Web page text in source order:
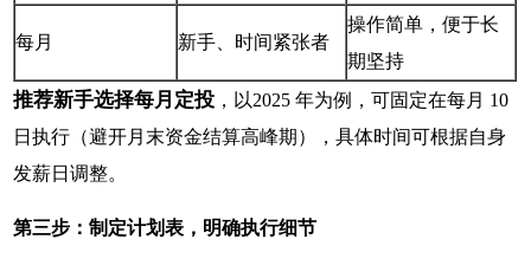
每月 新手、时间紧张者
操作简单，便于长
期坚持
推荐新手选择每月定投 ，以2025 年为例，可固定在每月 10
日执行（避开月末资金结算高峰期），具体时间可根据自身
发薪日调整。
第三步：制定计划表，明确执行细节